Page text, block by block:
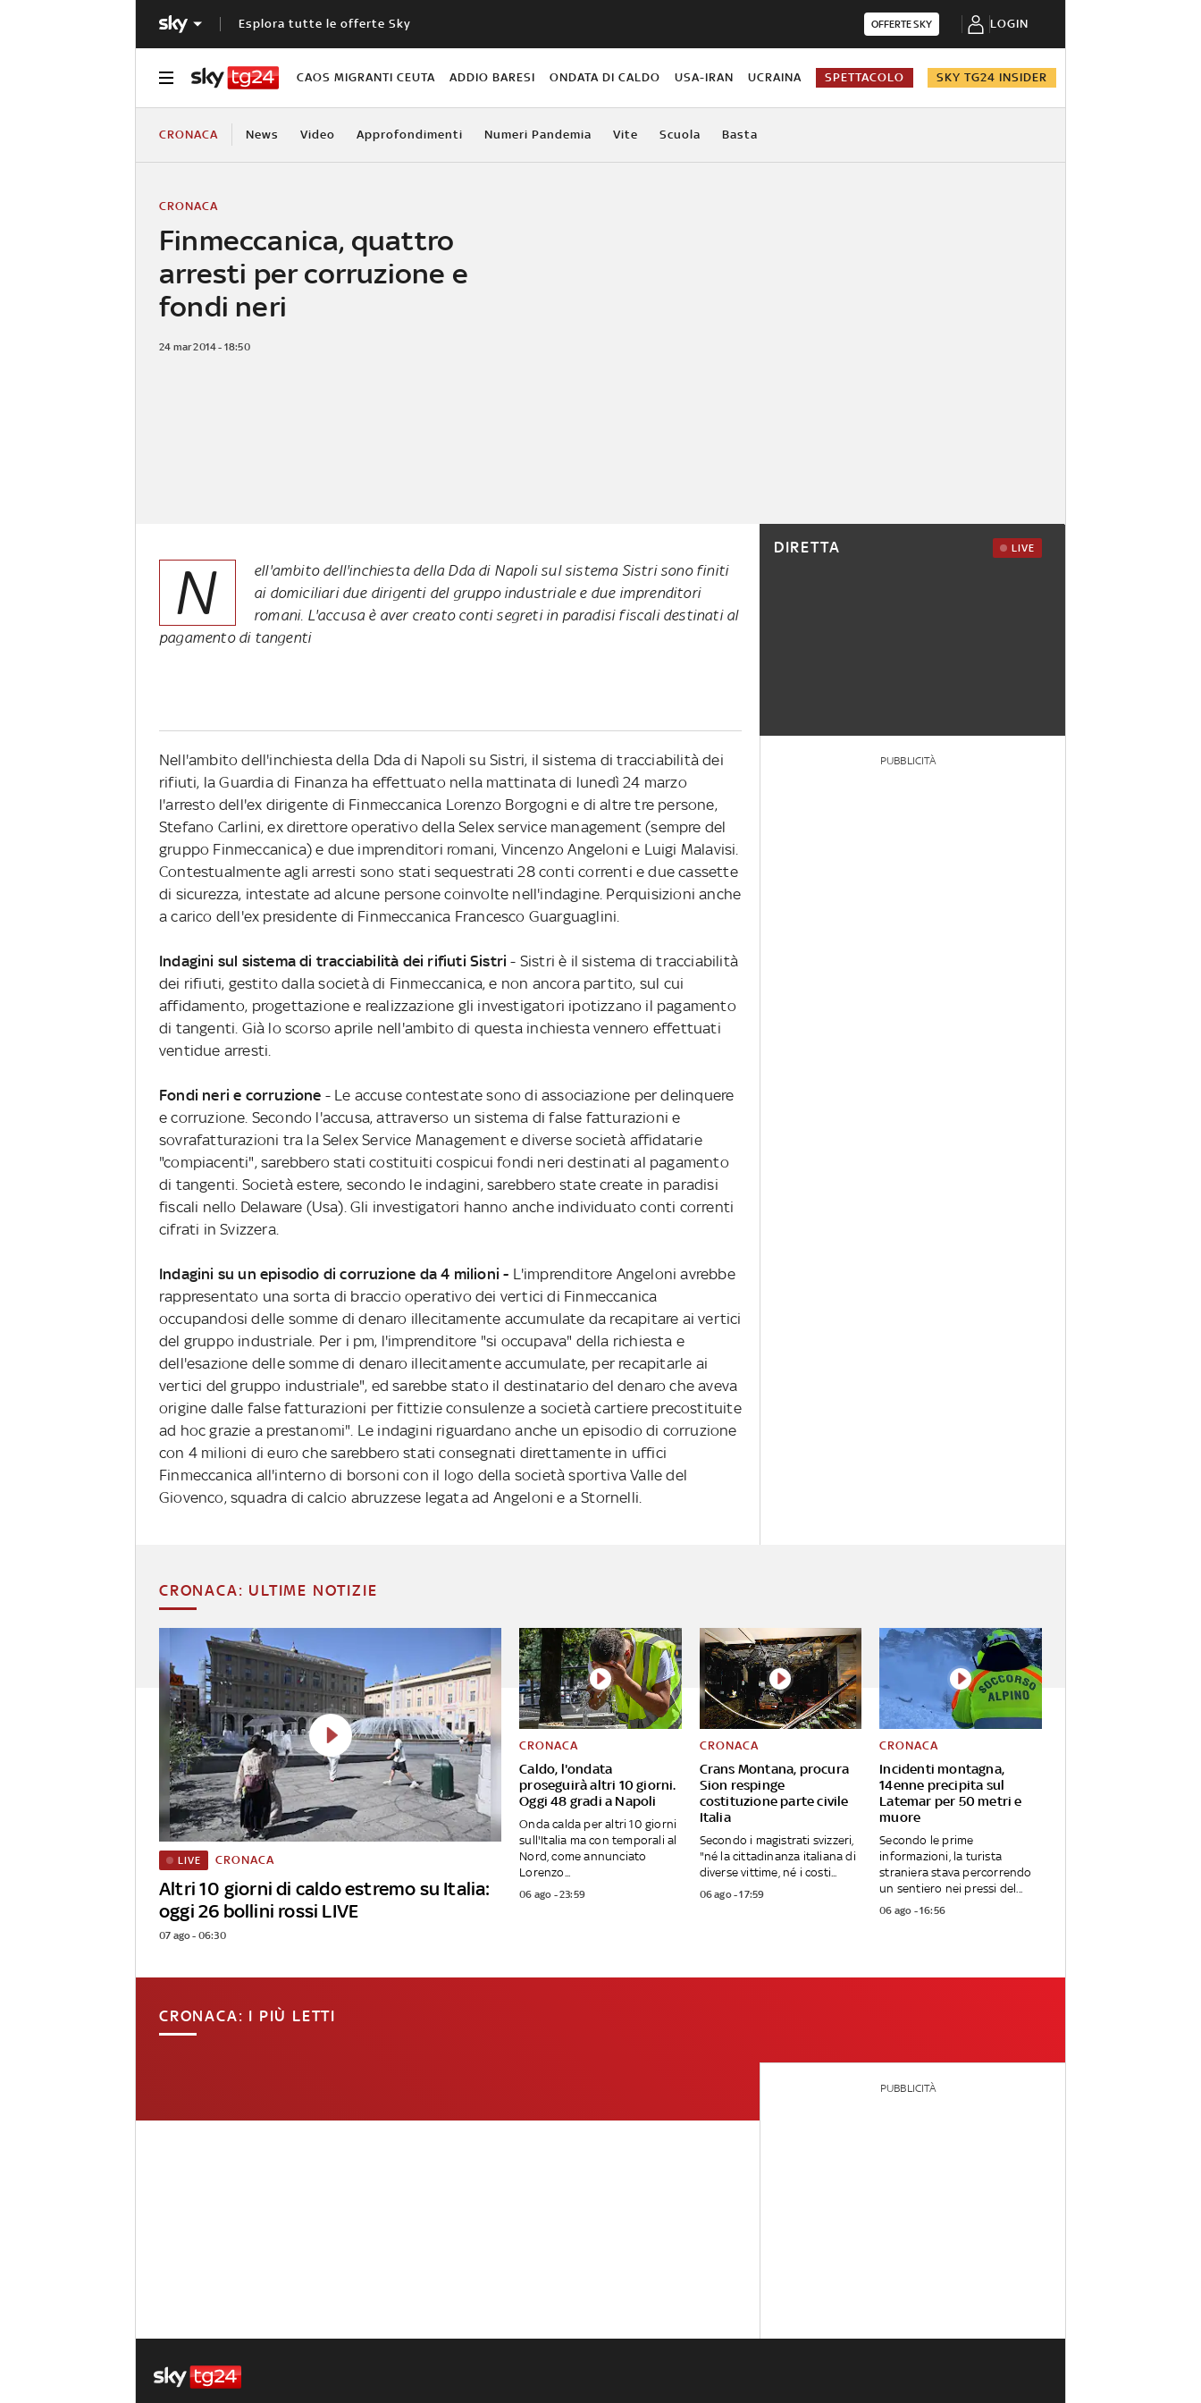
Esplora tutte le offerte Sky OFFERTE SKY LOGIN
CAOS MIGRANTI CEUTA ADDIO BARESI ONDATA DI CALDO USA-IRAN UCRAINA SPETTACOLO SKY TG24 INSIDER
CRONACA News Video Approfondimenti Numeri Pandemia Vite Scuola Basta
Finmeccanica, quattro
arresti per corruzione e
fondi neri
CRONACA
24 mar 2014 - 18:50
N
ell'ambito dell'inchiesta della Dda di Napoli sul sistema Sistri sono finiti
ai domiciliari due dirigenti del gruppo industriale e due imprenditori
romani. L'accusa è aver creato conti segreti in paradisi fiscali destinati al
pagamento di tangenti
Nell'ambito dell'inchiesta della Dda di Napoli su Sistri, il sistema di tracciabilità dei
rifiuti, la Guardia di Finanza ha effettuato nella mattinata di lunedì 24 marzo
l'arresto dell'ex dirigente di Finmeccanica Lorenzo Borgogni e di altre tre persone,
Stefano Carlini, ex direttore operativo della Selex service management (sempre del
gruppo Finmeccanica) e due imprenditori romani, Vincenzo Angeloni e Luigi Malavisi.
Contestualmente agli arresti sono stati sequestrati 28 conti correnti e due cassette
di sicurezza, intestate ad alcune persone coinvolte nell'indagine. Perquisizioni anche
a carico dell'ex presidente di Finmeccanica Francesco Guarguaglini.
Indagini sul sistema di tracciabilità dei rifiuti Sistri - Sistri è il sistema di tracciabilità
dei rifiuti, gestito dalla società di Finmeccanica, e non ancora partito, sul cui
affidamento, progettazione e realizzazione gli investigatori ipotizzano il pagamento
di tangenti. Già lo scorso aprile nell'ambito di questa inchiesta vennero effettuati
ventidue arresti.
Fondi neri e corruzione - Le accuse contestate sono di associazione per delinquere
e corruzione. Secondo l'accusa, attraverso un sistema di false fatturazioni e
sovrafatturazioni tra la Selex Service Management e diverse società affidatarie
"compiacenti", sarebbero stati costituiti cospicui fondi neri destinati al pagamento
di tangenti. Società estere, secondo le indagini, sarebbero state create in paradisi
fiscali nello Delaware (Usa). Gli investigatori hanno anche individuato conti correnti
cifrati in Svizzera.
Indagini su un episodio di corruzione da 4 milioni - L'imprenditore Angeloni avrebbe
rappresentato una sorta di braccio operativo dei vertici di Finmeccanica
occupandosi delle somme di denaro illecitamente accumulate da recapitare ai vertici
del gruppo industriale. Per i pm, l'imprenditore "si occupava" della richiesta e
dell'esazione delle somme di denaro illecitamente accumulate, per recapitarle ai
vertici del gruppo industriale", ed sarebbe stato il destinatario del denaro che aveva
origine dalle false fatturazioni per fittizie consulenze a società cartiere precostituite
ad hoc grazie a prestanomi". Le indagini riguardano anche un episodio di corruzione
con 4 milioni di euro che sarebbero stati consegnati direttamente in uffici
Finmeccanica all'interno di borsoni con il logo della società sportiva Valle del
Giovenco, squadra di calcio abruzzese legata ad Angeloni e a Stornelli.
DIRETTA LIVE
PUBBLICITÀ
CRONACA: ULTIME NOTIZIE
Altri 10 giorni di caldo estremo su Italia:
oggi 26 bollini rossi LIVE
LIVE CRONACA
07 ago - 06:30
Caldo, l'ondata
proseguirà altri 10 giorni.
Oggi 48 gradi a Napoli
CRONACA
Onda calda per altri 10 giorni
sull'Italia ma con temporali al
Nord, come annunciato
Lorenzo...
06 ago - 23:59
Crans Montana, procura
Sion respinge
costituzione parte civile
Italia
CRONACA
Secondo i magistrati svizzeri,
"né la cittadinanza italiana di
diverse vittime, né i costi...
06 ago - 17:59
Incidenti montagna,
14enne precipita sul
Latemar per 50 metri e
muore
CRONACA
Secondo le prime
informazioni, la turista
straniera stava percorrendo
un sentiero nei pressi del...
06 ago - 16:56
CRONACA: I PIÙ LETTI
PUBBLICITÀ